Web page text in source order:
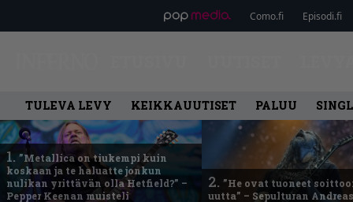
Como.fi Episodi.fi
TULEVA LEVY KEIKKAUUTISET PALUU
1. ”Metallica on tiukempi kuin
koskaan ja te haluatte jonkun
nulikan yrittävän olla Hetfield?” –
Pepper Keenan muisteli
2. ”He ovat tuoneet
uutta” – Sepulturan